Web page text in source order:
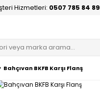
Hizmetleri: 0507 785 84 89
Bahçıvan BKFB Karşı Flanş